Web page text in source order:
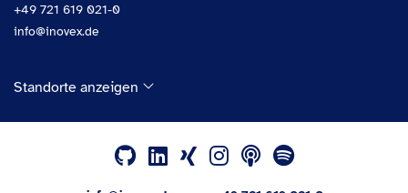
+49 721 619 021-0
info@inovex.de
Standorte anzeigen